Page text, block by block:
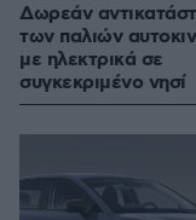
Δωρεάν
των παλιών
με ηλεκτρικά σε
συγκεκριμένο νησί